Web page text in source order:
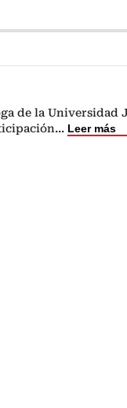
de la Universidad
... Leer más